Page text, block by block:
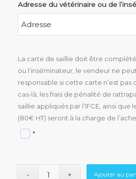
Adresse du vétérinaire ou de
La carte de saillie doit être
ou l’inséminateur, le vendeur ne
responsable si cette carte n’est pas
cas-là, les frais de pénalité de
saillie appliqués par l’IFCE, ainsi que
(80€ HT) seront à la charge de
*
Ajouter au